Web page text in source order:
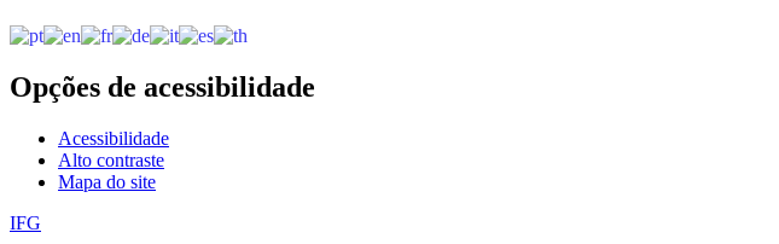
Opções de acessibilidade
Acessibilidade
Alto contraste
Mapa do site
IFG